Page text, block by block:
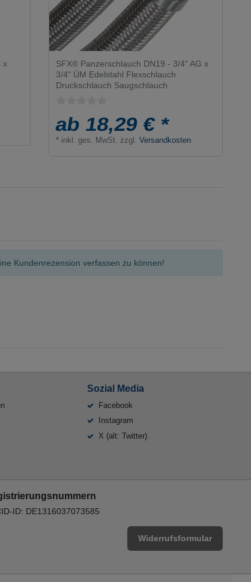
x
SFX® Panzerschlauch DN19 - 3/4" AG x
3/4" ÜM Edelstahl Flexschlauch
Druckschlauch Saugschlauch
ab 18,29 € *
* inkl. ges. MwSt. zzgl.Versandkosten
Kundenrezension verfassen zu können!
Sozial Media
Facebook
Instagram
X (alt: Twitter)
ID: DE1316037073585
Widerrufsformular